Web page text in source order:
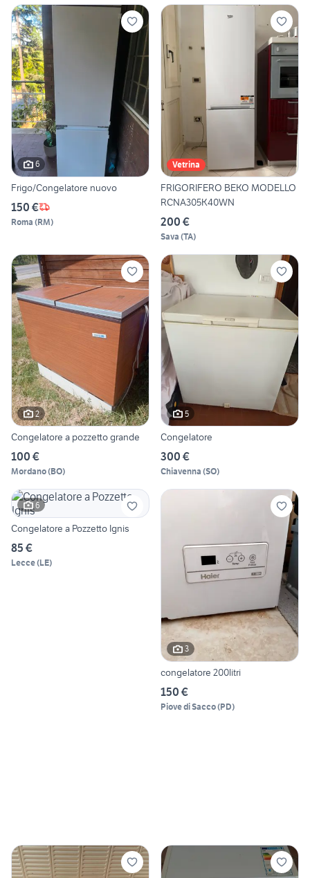
6
Frigo/Congelatore nuovo
150 €
Roma (RM)
Vetrina
FRIGORIFERO BEKO MODELLO
RCNA305K40WN
200 €
Sava (TA)
2
Congelatore a pozzetto grande
100 €
Mordano(BO)
5
Congelatore
300 €
Chiavenna (SO)
6
Congelatore a Pozzetto Ignis
85 €
Lecce(LE)
3
congelatore 200litri
150 €
Piove di Sacco(PD)